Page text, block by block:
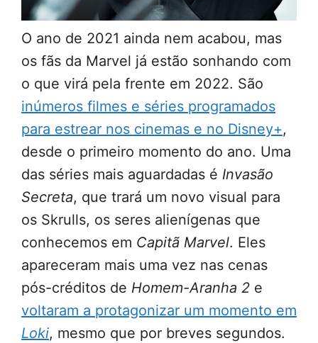
O ano de 2021 ainda nem acabou, mas
os fãs da Marvel já estão sonhando com
o que virá pela frente em 2022. São
inúmeros filmes e séries programados
para estrear nos cinemas e no Disney+,
desde o primeiro momento do ano. Uma
das séries mais aguardadas é Invasão
Secreta, que trará um novo visual para
os Skrulls, os seres alienígenas que
conhecemos em Capitã Marvel. Eles
apareceram mais uma vez nas cenas
pós-créditos de Homem-Aranha 2 e
voltaram a protagonizar um momento em
Loki, mesmo que por breves segundos.